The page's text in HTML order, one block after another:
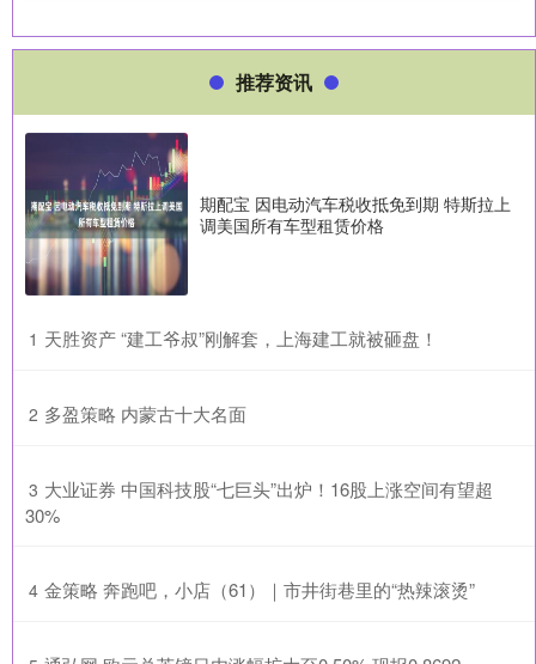
推荐资讯
期配宝 因电动汽车税收抵免到期 特斯拉上
调美国所有车型租赁价格
1 ​天胜资产 “建工爷叔”刚解套，上海建工就被砸盘！
2 ​多盈策略 内蒙古十大名面
3 ​大业证券 中国科技股“七巨头”出炉！16股上涨空间有望超
30%
4 ​金策略 奔跑吧，小店（61）｜市井街巷里的“热辣滚烫”